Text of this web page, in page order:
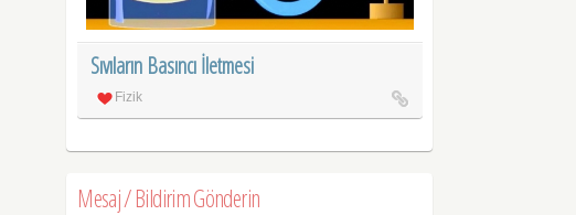
Sıvıların Basıncı İletmesi
Fizik
Mesaj / Bildirim Gönderin